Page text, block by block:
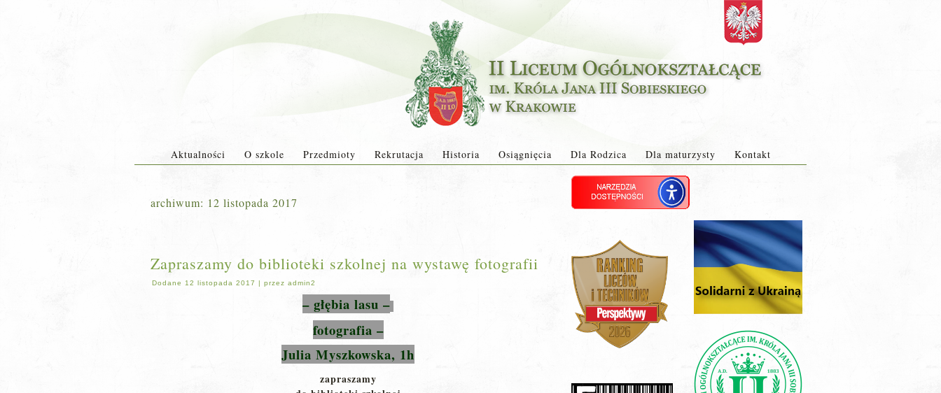
Aktualności O szkole Przedmioty Rekrutacja Historia Osiągnięcia Dla Rodzica Dla maturzysty Kontakt
archiwum: 12 listopada 2017
Zapraszamy do biblioteki szkolnej na wystawę fotografii
Dodane 12 listopada 2017 | przez admin2
– głębia lasu –
fotografia –
Julia Myszkowska, 1h
zapraszamy